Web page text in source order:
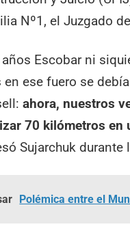
Nº1, el Juzgado
años Escobar ni
en ese fuero se
ahora, nuestros
70 kilómetros
Sujarchuk durante
Polémica entre el